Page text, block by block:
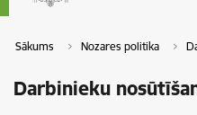
Sākums Nozares politika
Darbinieku